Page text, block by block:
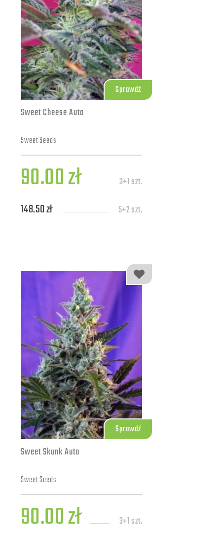
Sprawdź
Sweet Cheese Auto
Sweet Seeds
90.00 zł 3+1 szt.
148.50 zł 5+2 szt.
Sprawdź
Sweet Skunk Auto
Sweet Seeds
90.00 zł 3+1 szt.